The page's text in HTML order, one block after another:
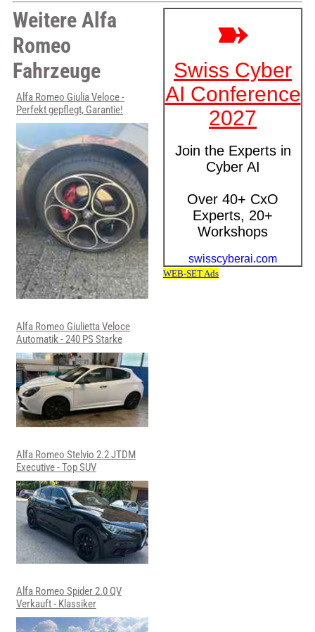
Weitere Alfa
Romeo
Fahrzeuge
Alfa Romeo Giulia Veloce -
Perfekt gepflegt, Garantie!
Alfa Romeo Giulietta Veloce
Automatik - 240 PS Starke
Alfa Romeo Stelvio 2.2 JTDM
Executive - Top SUV
Alfa Romeo Spider 2.0 QV
Verkauft - Klassiker